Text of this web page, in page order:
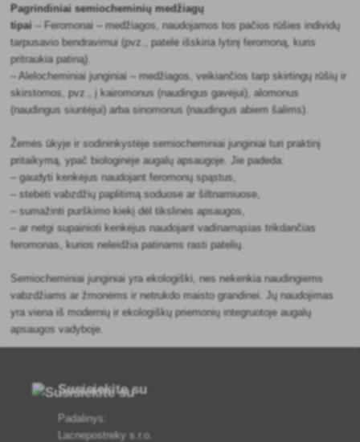
Pagrindiniai semiocheminių medžiagų
tipai– Feromonai – medžiagos, naudojamos tos pačios rūšies individų
tarpusavio bendravimui (pvz., patelė išskiria lytinį feromoną, kuris
pritraukia patiną).
– Alelocheminiai junginiai – medžiagos, veikiančios tarp skirtingų rūšių ir
skirstomos, pvz., į kairomonus (naudingus gavėjui), alomonus
(naudingus siuntėjui) arba sinomonus (naudingus abiem šalims).
Žemės ūkyje ir sodininkystėje semiocheminiai junginiai turi praktinį
pritaikymą, ypač biologinėje augalų apsaugoje. Jie padeda:
– gaudyti kenkėjus naudojant feromonų spąstus,
– stebėti vabzdžių paplitimą soduose ar šiltnamiuose,
– sumažinti purškimo kiekį dėl tikslinės apsaugos,
– ar netgi supainioti kenkėjus naudojant vadinamąsias trikdančias
feromonas, kurios neleidžia patinams rasti patelių.
Semiocheminiai junginiai yra ekologiški, nes nekenkia naudingiems
vabzdžiams ar žmonėms ir netrukdo maisto grandinei. Jų naudojimas
yra viena iš modernių ir ekologiškų priemonių integruotoje augalų
apsaugos vadyboje.
Susisiekite su
Padalinys:
Lacnepostreky s.r.o.